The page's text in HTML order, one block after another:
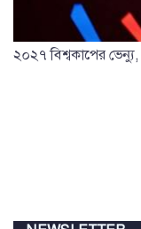
২০২৭ বিশ্বকাপের